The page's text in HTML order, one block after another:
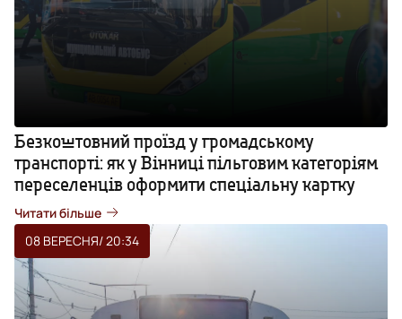
Безкоштовний проїзд у громадському
транспорті: як у Вінниці пільговим категоріям
переселенців оформити спеціальну картку
Читати більше
08 ВЕРЕСНЯ/ 20:34